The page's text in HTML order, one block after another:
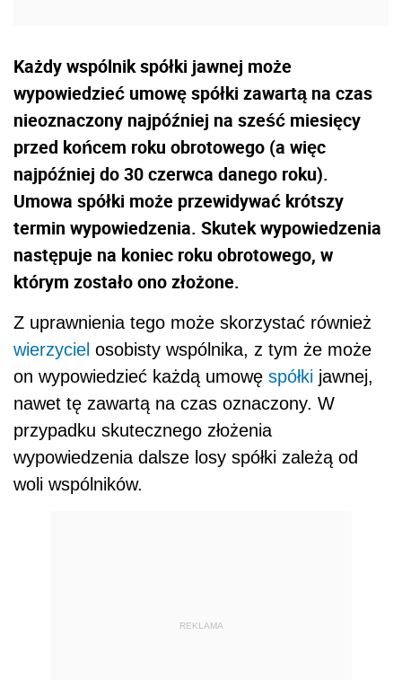
Każdy wspólnik spółki jawnej może
wypowiedzieć umowę spółki zawartą na czas
nieoznaczony najpóźniej na sześć miesięcy
przed końcem roku obrotowego (a więc
najpóźniej do 30 czerwca danego roku).
Umowa spółki może przewidywać krótszy
termin wypowiedzenia. Skutek wypowiedzenia
następuje na koniec roku obrotowego, w
którym zostało ono złożone.
Z uprawnienia tego może skorzystać również
wierzyciel osobisty wspólnika, z tym że może
on wypowiedzieć każdą umowę spółki jawnej,
nawet tę zawartą na czas oznaczony. W
przypadku skutecznego złożenia
wypowiedzenia dalsze losy spółki zależą od
woli wspólników.
REKLAMA